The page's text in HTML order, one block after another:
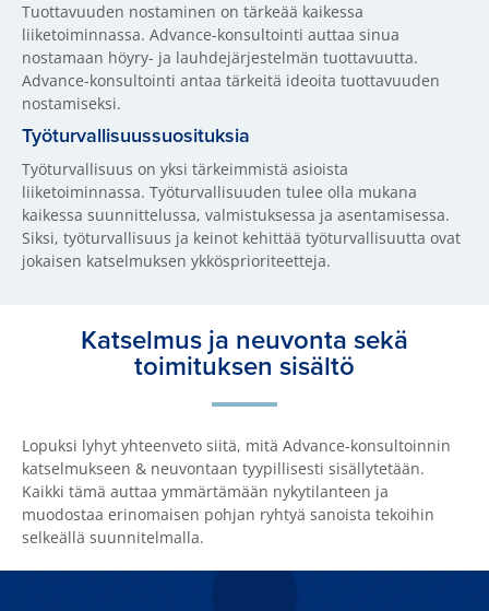
Tuottavuuden nostaminen on tärkeää kaikessa
liiketoiminnassa. Advance-konsultointi auttaa sinua
nostamaan höyry- ja lauhdejärjestelmän tuottavuutta.
Advance-konsultointi antaa tärkeitä ideoita tuottavuuden
nostamiseksi.
Työturvallisuussuosituksia
Työturvallisuus on yksi tärkeimmistä asioista
liiketoiminnassa. Työturvallisuuden tulee olla mukana
kaikessa suunnittelussa, valmistuksessa ja asentamisessa.
Siksi, työturvallisuus ja keinot kehittää työturvallisuutta ovat
jokaisen katselmuksen ykkösprioriteetteja.
Katselmus ja neuvonta sekä
toimituksen sisältö
Lopuksi lyhyt yhteenveto siitä, mitä Advance-konsultoinnin
katselmukseen & neuvontaan tyypillisesti sisällytetään.
Kaikki tämä auttaa ymmärtämään nykytilanteen ja
muodostaa erinomaisen pohjan ryhtyä sanoista tekoihin
selkeällä suunnitelmalla.